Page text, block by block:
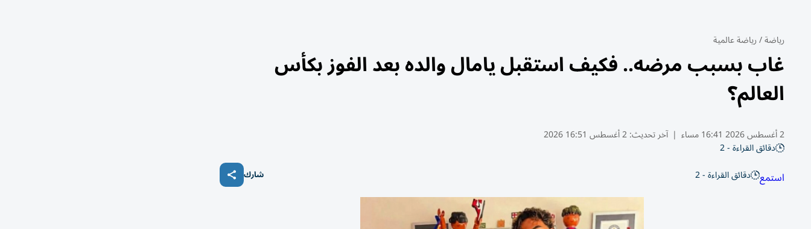
رياضة/رياضة عالمية
غاب بسبب مرضه.. فكيف استقبل يامال والده بعد الفوز بكأس
العالم؟
2 أغسطس 2026 16:41 مساء | آخر تحديث:2 أغسطس 16:51 2026
دقائق القراءة - 2
استمع دقائق القراءة - 2 شارك